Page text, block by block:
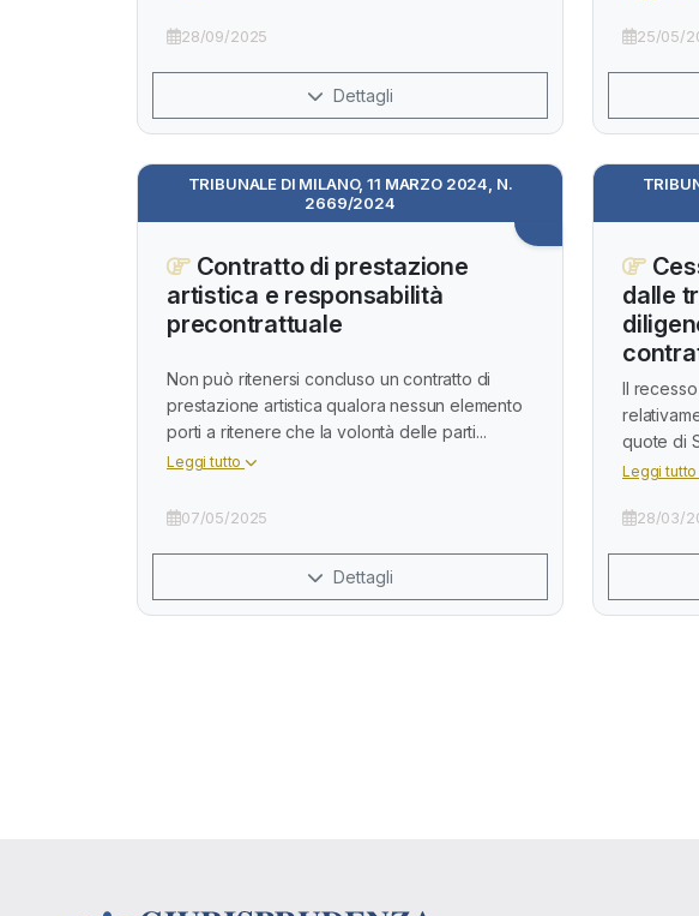
28/09/2025
Dettagli
25/05/
TRIBUNALE DI MILANO, 11 MARZO 2024, N.
2669/2024
Contratto di prestazione
artistica e responsabilità
precontrattuale
Non può ritenersi concluso un contratto di
prestazione artistica qualora nessun elemento
porti a ritenere che la volontà delle parti...
Leggi tutto
07/05/2025
Dettagli
dalle
Il
quote di
Leggi tutto
28/03/